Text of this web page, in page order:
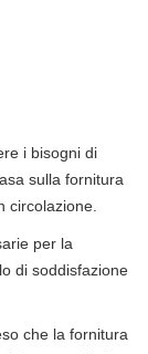
i bisogni di
sulla fornitura
circolazione.
per la
di soddisfazione
che la fornitura